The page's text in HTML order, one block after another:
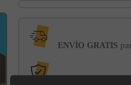
ENVÍO GRATIS